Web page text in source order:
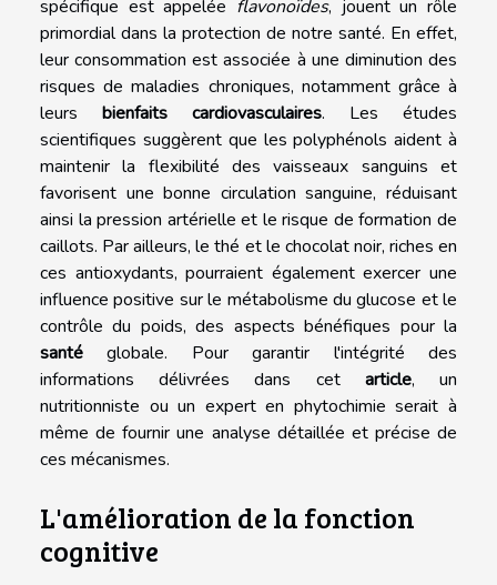
spécifique est appelée flavonoïdes, jouent un rôle
primordial dans la protection de notre santé. En effet,
leur consommation est associée à une diminution des
risques de maladies chroniques, notamment grâce à
leurs bienfaits cardiovasculaires. Les études
scientifiques suggèrent que les polyphénols aident à
maintenir la flexibilité des vaisseaux sanguins et
favorisent une bonne circulation sanguine, réduisant
ainsi la pression artérielle et le risque de formation de
caillots. Par ailleurs, le thé et le chocolat noir, riches en
ces antioxydants, pourraient également exercer une
influence positive sur le métabolisme du glucose et le
contrôle du poids, des aspects bénéfiques pour la
santé globale. Pour garantir l'intégrité des
informations délivrées dans cet article, un
nutritionniste ou un expert en phytochimie serait à
même de fournir une analyse détaillée et précise de
ces mécanismes.
L'amélioration de la fonction
cognitive